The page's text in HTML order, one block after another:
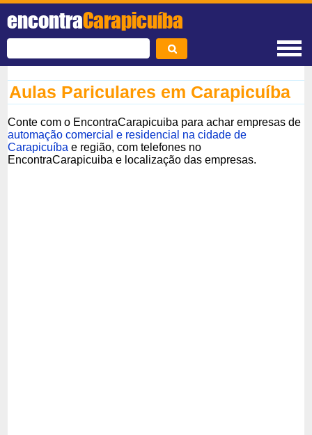
encontraCarapicuíba
Aulas Pariculares em Carapicuíba
Conte com o EncontraCarapicuiba para achar empresas de
automação comercial e residencial na cidade de
Carapicuíba e região, com telefones no
EncontraCarapicuiba e localização das empresas.